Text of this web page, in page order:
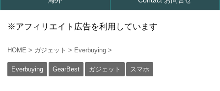
※アフィリエイト広告を利用しています
HOME > ガジェット > Everbuying >
Everbuying GearBest ガジェット スマホ